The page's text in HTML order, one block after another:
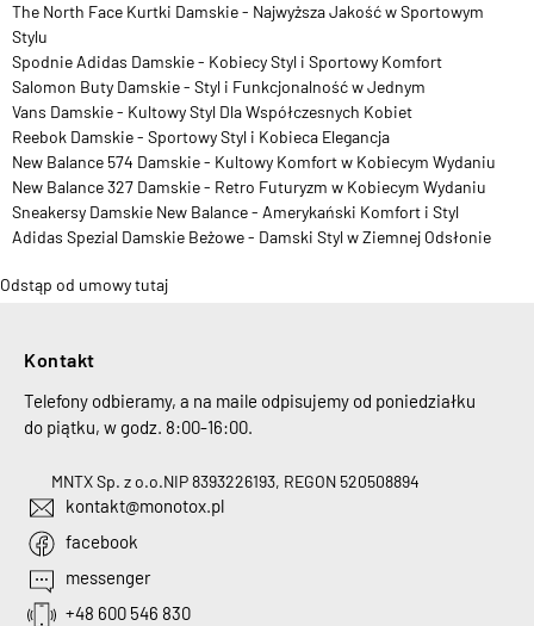
The North Face Kurtki Damskie - Najwyższa Jakość w Sportowym
Stylu
Spodnie Adidas Damskie - Kobiecy Styl i Sportowy Komfort
Salomon Buty Damskie - Styl i Funkcjonalność w Jednym
Vans Damskie - Kultowy Styl Dla Współczesnych Kobiet
Reebok Damskie - Sportowy Styl i Kobieca Elegancja
New Balance 574 Damskie - Kultowy Komfort w Kobiecym Wydaniu
New Balance 327 Damskie - Retro Futuryzm w Kobiecym Wydaniu
Sneakersy Damskie New Balance - Amerykański Komfort i Styl
Adidas Spezial Damskie Beżowe - Damski Styl w Ziemnej Odsłonie
Odstąp od umowy tutaj
Kontakt
Telefony odbieramy, a na maile odpisujemy od poniedziałku
do piątku, w godz. 8:00-16:00.
MNTX Sp. z o.o.NIP 8393226193, REGON 520508894
kontakt@monotox.pl
facebook
messenger
+48 600 546 830